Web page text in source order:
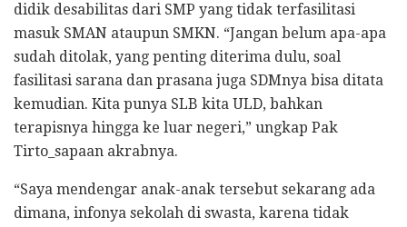
didik desabilitas dari SMP yang tidak terfasilitasi
masuk SMAN ataupun SMKN. “Jangan belum apa-apa
sudah ditolak, yang penting diterima dulu, soal
fasilitasi sarana dan prasana juga SDMnya bisa ditata
kemudian. Kita punya SLB kita ULD, bahkan
terapisnya hingga ke luar negeri,” ungkap Pak
Tirto_sapaan akrabnya.
“Saya mendengar anak-anak tersebut sekarang ada
dimana, infonya sekolah di swasta, karena tidak